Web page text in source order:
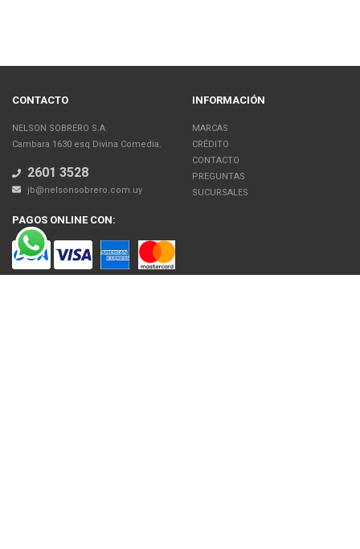
CONTACTO
NELSON SOBRERO S.A.
Cambara 1630 esq Divina Comedia.
2601 3528
jb@nelsonsobrero.com.uy
INFORMACIÓN
MARCAS
CRÉDITO
CONTACTO
PREGUNTAS
SUCURSALES
PAGOS ONLINE CON: